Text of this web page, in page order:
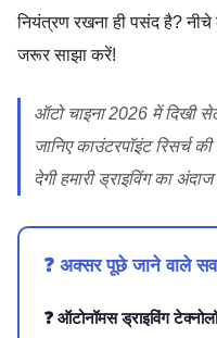
नियंत्रण रखना ही पसंद है?
जरूर साझा करें!
ऑटो चाइना 2026 में दिखी
जानिए काउंटरपॉइंट रिसर्च
देगी हमारी ड्राइविंग का
❓ अक्सर पूछे जाने वाले
❓ ऑटोनॉमस ड्राइविंग